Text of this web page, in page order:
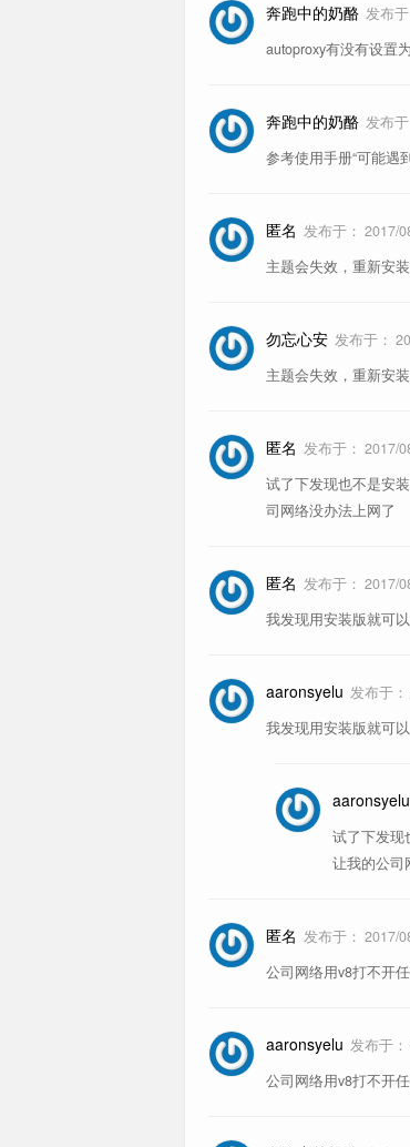
奔跑中的奶酪 发布于
autoproxy有没有设置
奔跑中的奶酪 发布于
参考使用手册“可能遇
匿名 发布于： 2017/
主题会失效，重新安
勿忘心安 发布于：
主题会失效，重新安
匿名 发布于： 2017/
试了下发现也不是安
司网络没办法上网了
匿名 发布于： 2017/
我发现用安装版就可
aaronsyelu 发布于：
我发现用安装版就可
aaronsyelu
试了下发现
让我的公司
匿名 发布于： 2017/
公司网络用v8打不开
aaronsyelu 发布于：
公司网络用v8打不开